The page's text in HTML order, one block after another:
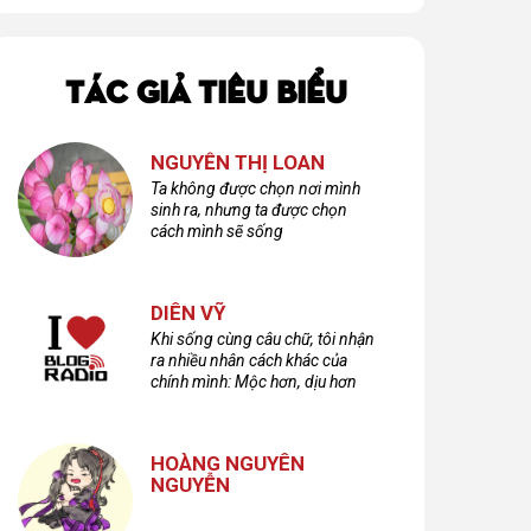
TÁC GIẢ TIÊU BIỂU
NGUYỄN THỊ LOAN
Ta không được chọn nơi mình
sinh ra, nhưng ta được chọn
cách mình sẽ sống
DIÊN VỸ
Khi sống cùng câu chữ, tôi nhận
ra nhiều nhân cách khác của
chính mình: Mộc hơn, dịu hơn
HOÀNG NGUYÊN
NGUYỄN